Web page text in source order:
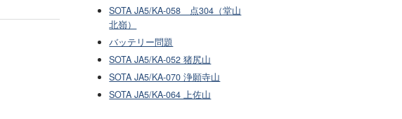
SOTA JA5/KA-058 点304（堂山
北嶺）
バッテリー問題
SOTA JA5/KA-052 猪尻山
SOTA JA5/KA-070 浄願寺山
SOTA JA5/KA-064 上佐山